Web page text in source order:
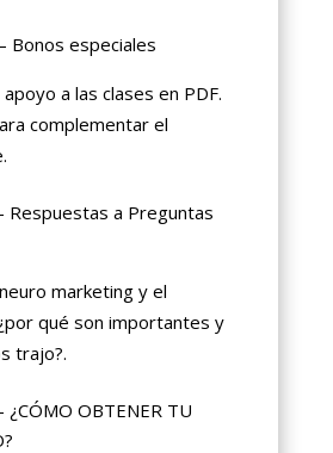
Bonos especiales
a las clases en PDF.
complementar el
Respuestas a Preguntas
marketing y el
qué son importantes y
trajo?.
¿CÓMO OBTENER TU